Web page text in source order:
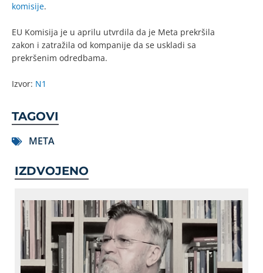
komisije.
EU Komisija je u aprilu utvrdila da je Meta prekršila
zakon i zatražila od kompanije da se uskladi sa
prekršenim odredbama.
Izvor: N1
TAGOVI
META
IZDVOJENO